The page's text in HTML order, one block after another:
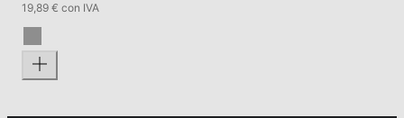
19,89 € con IVA